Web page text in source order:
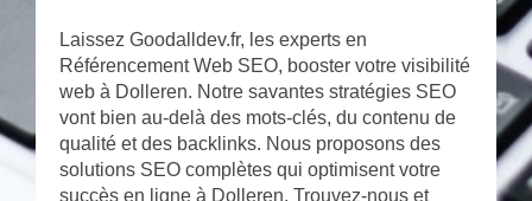
Laissez Goodalldev.fr, les experts en
Référencement Web SEO, booster votre visibilité
web à Dolleren. Notre savantes stratégies SEO
vont bien au-delà des mots-clés, du contenu de
qualité et des backlinks. Nous proposons des
solutions SEO complètes qui optimisent votre
succès en ligne à Dolleren. Trouvez-nous et